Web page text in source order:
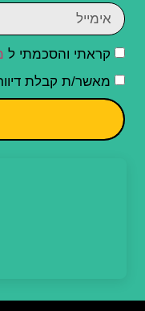
קראתי והסכמתי ל
מאשר/ת קבלת